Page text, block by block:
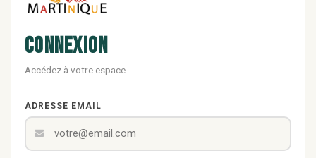
Connexion
Accédez à votre espace
ADRESSE EMAIL